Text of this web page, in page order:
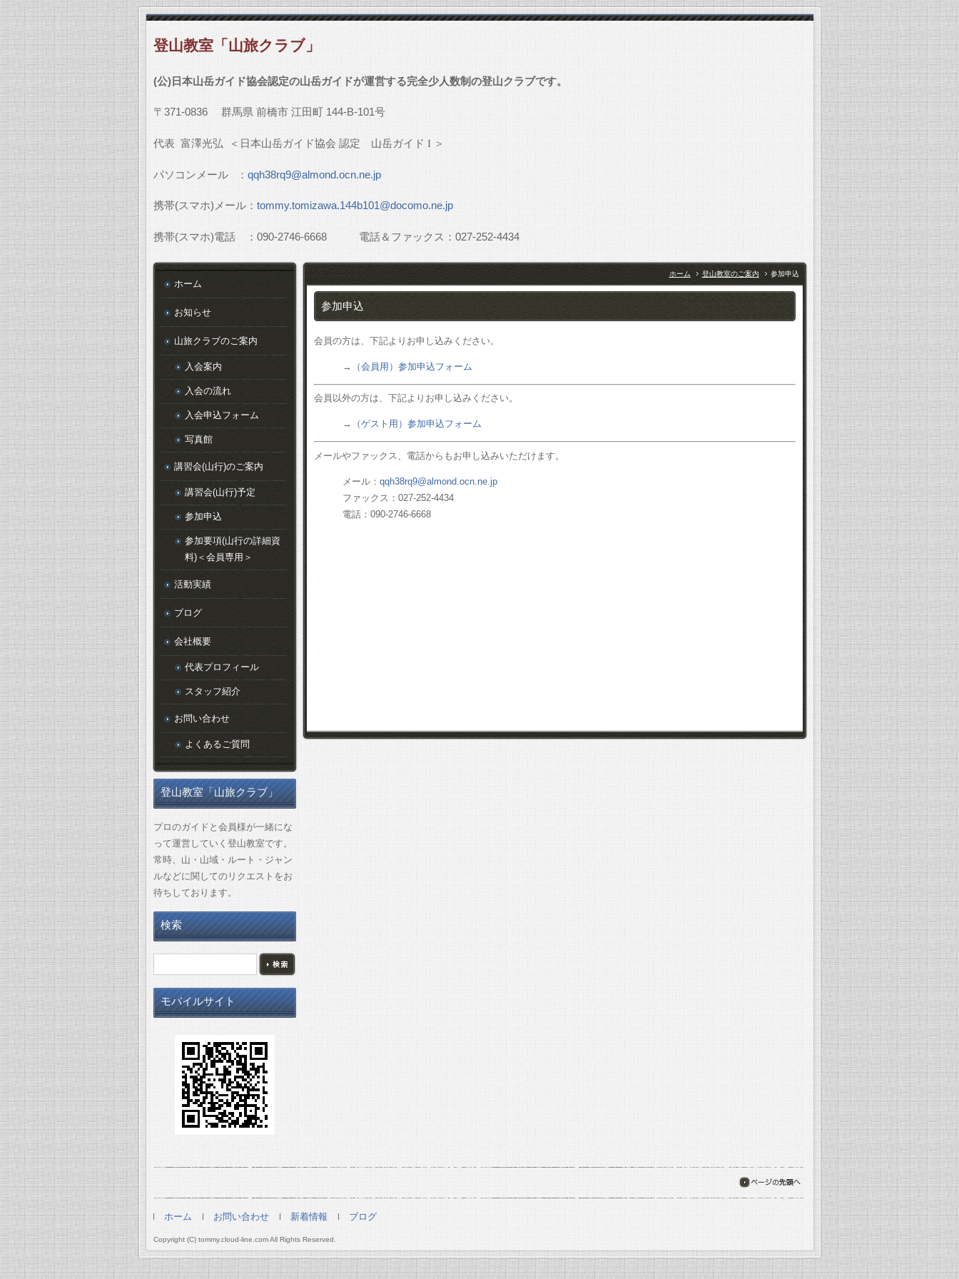
登山教室「山旅クラブ」
(公)日本山岳ガイド協会認定の山岳ガイドが運営する完全少人数制の登山クラブです。
〒 371-0836 群馬県 前橋市 江田町 144-B-101号
代表 富澤光弘 ＜日本山岳ガイド協会 認定 山岳ガイド I ＞
パソコンメール ： qqh38rq9@almond.ocn.ne.jp
携帯(スマホ)メール： tommy.tomizawa.144b101@docomo.ne.jp
携帯(スマホ)電話 ： 090-2746-6668電話＆ファックス： 027-252-4434
ホーム 登山教室のご案内 参加申込
参加申込
会員の方は、下記よりお申し込みください。
→ （会員用）参加申込フォーム
会員以外の方は、下記よりお申し込みください。
→ （ゲスト用）参加申込フォーム
メールやファックス、電話からもお申し込みいただけます。
メール： qqh38rq9@almond.ocn.ne.jp
ファックス：027-252-4434
電話：090-2746-6668
ホーム
お知らせ
山旅クラブのご案内
入会案内
入会の流れ
入会申込フォーム
写真館
講習会(山行)のご案内
講習会(山行)予定
参加申込
参加要項(山行の詳細資
料)＜会員専用＞
活動実績
ブログ
会社概要
代表プロフィール
スタッフ紹介
お問い合わせ
よくあるご質問
登山教室「山旅クラブ」
プロのガイドと会員様が一緒にな
って運営していく登山教室です。
常時、山・山域・ルート・ジャン
ルなどに関してのリクエストをお
待ちしております。
検索
モバイルサイト
ページの先頭へ
ホーム
お問い合わせ 新着情報 ブログ
Copyright (C) tommy.cloud-line.com All Rights Reserved.